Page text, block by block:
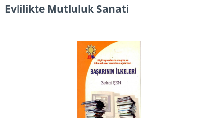
Evlilikte Mutluluk Sanati